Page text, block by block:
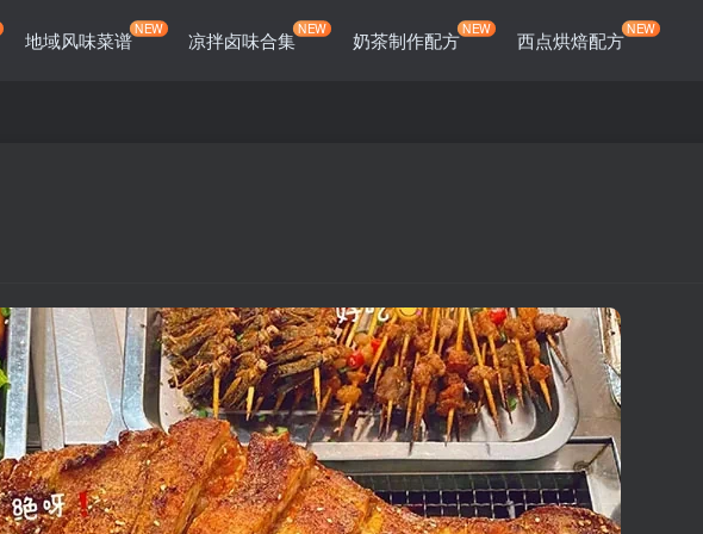
地域风味菜谱NEW 凉拌卤味合集NEW 奶茶制作配方NEW 西点烘焙配方NEW